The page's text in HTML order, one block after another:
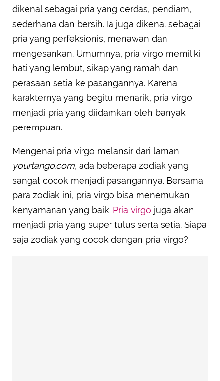
dikenal sebagai pria yang cerdas, pendiam,
sederhana dan bersih. Ia juga dikenal sebagai
pria yang perfeksionis, menawan dan
mengesankan. Umumnya, pria virgo memiliki
hati yang lembut, sikap yang ramah dan
perasaan setia ke pasangannya. Karena
karakternya yang begitu menarik, pria virgo
menjadi pria yang diidamkan oleh banyak
perempuan.
Mengenai pria virgo melansir dari laman
yourtango.com, ada beberapa zodiak yang
sangat cocok menjadi pasangannya. Bersama
para zodiak ini, pria virgo bisa menemukan
kenyamanan yang baik. Pria virgo juga akan
menjadi pria yang super tulus serta setia. Siapa
saja zodiak yang cocok dengan pria virgo?